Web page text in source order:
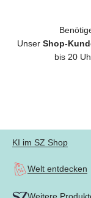
Unser Shop-
bis 20
KI im SZ Shop
Welt entdecken